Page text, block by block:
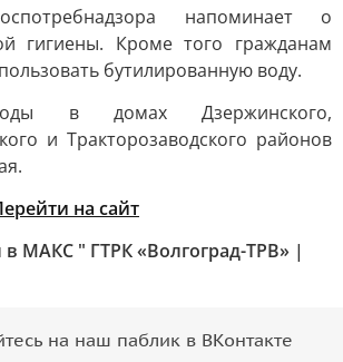
напоминает о
гигиены. Кроме того гражданам
бутилированную воду.
в домах Дзержинского,
и Тракторозаводского районов
на сайт
в МАКС " ГТРК «Волгоград-ТРВ» |
на наш паблик в ВКонтакте